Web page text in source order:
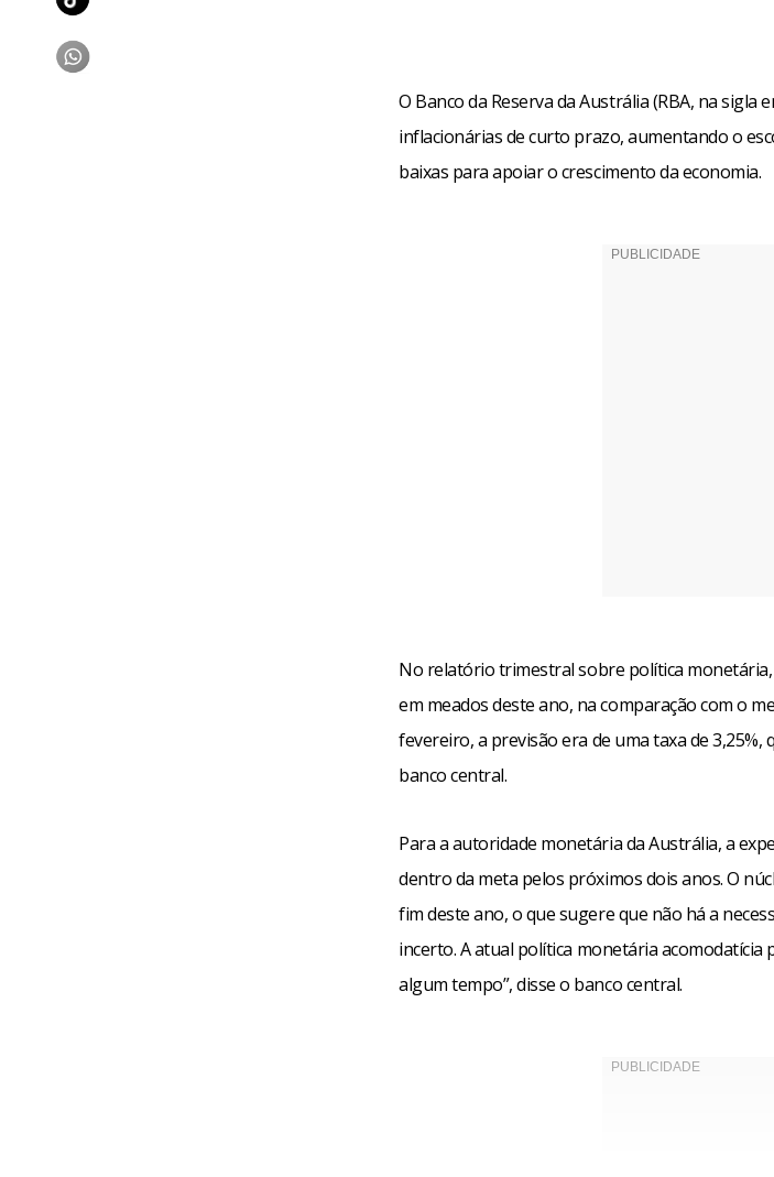
O Banco da Reserva da Austrália (RBA, na sigla
inflacionárias de curto prazo, aumentando o
baixas para apoiar o crescimento da economia.
No relatório trimestral sobre política
em meados deste ano, na comparação com o
fevereiro, a previsão era de uma taxa de 3,25%,
banco central.
Para a autoridade monetária da Austrália, a
dentro da meta pelos próximos dois anos. O
fim deste ano, o que sugere que não há a
incerto. A atual política monetária
algum tempo”, disse o banco central.